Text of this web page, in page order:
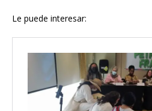
Le puede interesar: